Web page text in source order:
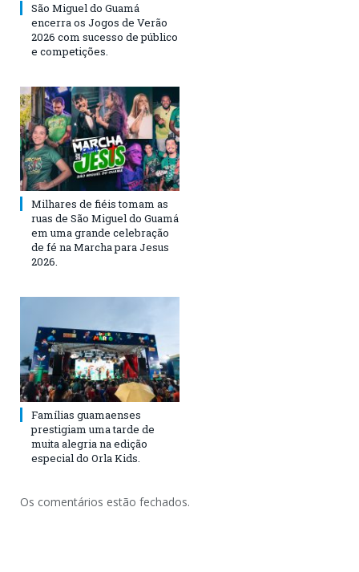
São Miguel do Guamá
encerra os Jogos de Verão
2026 com sucesso de público
e competições.
Milhares de fiéis tomam as
ruas de São Miguel do Guamá
em uma grande celebração
de fé na Marcha para Jesus
2026.
Famílias guamaenses
prestigiam uma tarde de
muita alegria na edição
especial do Orla Kids.
Os comentários estão fechados.